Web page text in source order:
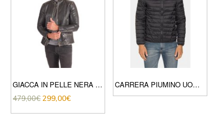
GIACCA IN PELLE NERA VINTAGE QUATTRO TASCHE ZIP
479,00€ 299,00€
CARRERA PIUMINO UOMO NERO